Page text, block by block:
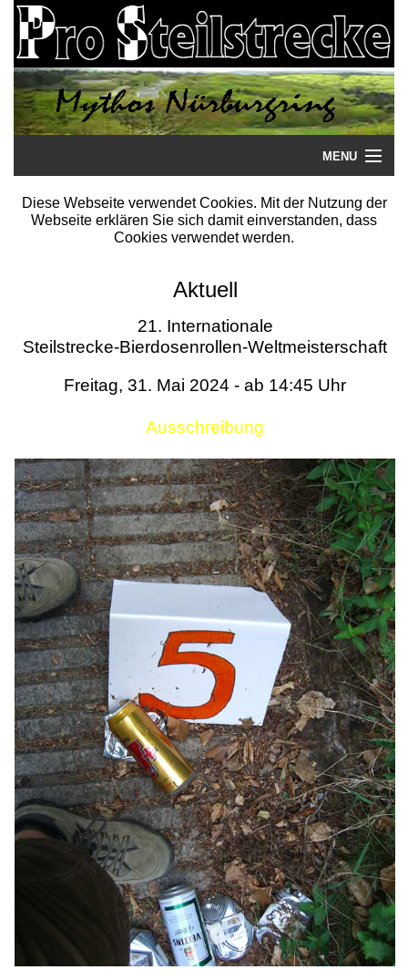
MENU
Startseite
Literatur
Termine
Diese Webseite verwendet Cookies. Mit der Nutzung der
Webseite erklären Sie sich damit einverstanden, dass
Cookies verwendet werden.
Aktuell
21. Internationale
Steilstrecke-Bierdosenrollen-Weltmeisterschaft
Freitag, 31. Mai 2024 - ab 14:45 Uhr
Ausschreibung